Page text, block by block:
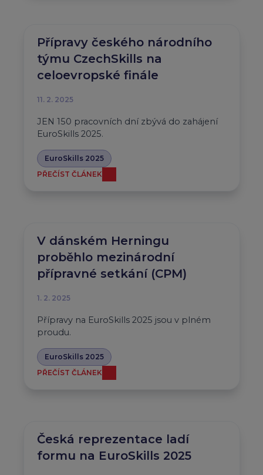
Přípravy českého národního
týmu CzechSkills na
celoevropské finále
11. 2. 2025
JEN 150 pracovních dní zbývá do zahájení
EuroSkills 2025.
EuroSkills 2025
PŘEČÍST ČLÁNEK
V dánském Herningu
proběhlo mezinárodní
přípravné setkání (CPM)
1. 2. 2025
Přípravy na EuroSkills 2025 jsou v plném
proudu.
EuroSkills 2025
PŘEČÍST ČLÁNEK
Česká reprezentace ladí
formu na EuroSkills 2025